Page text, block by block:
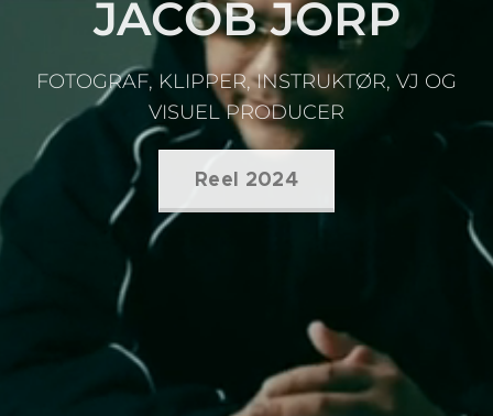
JACOB JORP
FOTOGRAF, KLIPPER, INSTRUKTØR, VJ OG
VISUEL PRODUCER
Reel 2024